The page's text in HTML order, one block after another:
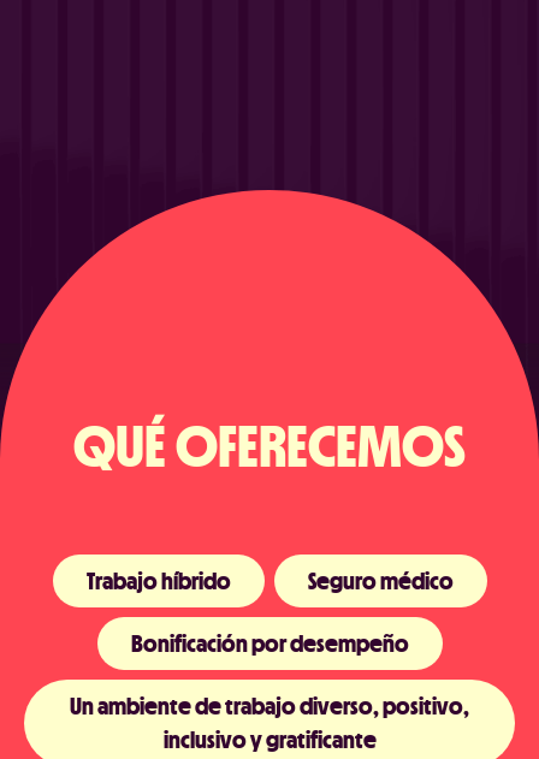
QUÉ OFERECEMOS
Trabajo híbrido Seguro médico
Bonificación por desempeño
Un ambiente de trabajo diverso, positivo,
inclusivo y gratificante